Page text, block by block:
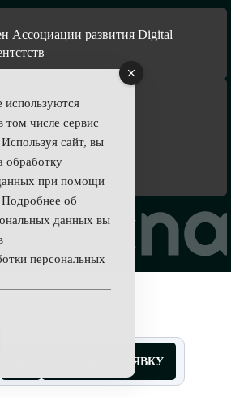
ОСТАВИТЬ ЗАЯВКУ
Ассоциации развития Digital
числе сервис
сайт, вы
обработку
при помощи
об
данных вы
персональных